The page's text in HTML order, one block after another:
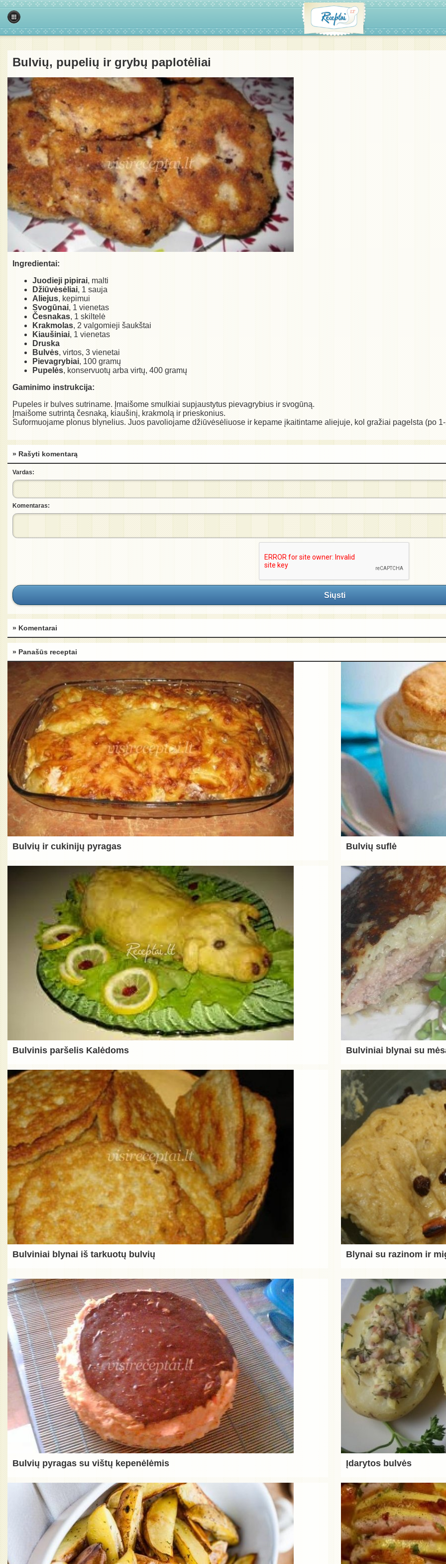
Bulvių, pupelių ir grybų paplotėliai
Ingredientai:
Juodieji pipirai, malti
Džiūvėsėliai, 1 sauja
Aliejus, kepimui
Svogūnai, 1 vienetas
Česnakas, 1 skiltelė
Krakmolas, 2 valgomieji šaukštai
Kiaušiniai, 1 vienetas
Druska
Bulvės, virtos, 3 vienetai
Pievagrybiai, 100 gramų
Pupelės, konservuotų arba virtų, 400 gramų
Gaminimo instrukcija:
Pupeles ir bulves sutriname. Įmaišome smulkiai supjaustytus pievagrybius ir svogūną.
Įmaišome sutrintą česnaką, kiaušinį, krakmolą ir prieskonius.
Suformuojame plonus blynelius. Juos pavoliojame džiūvėsėliuose ir kepame įkaitintame aliejuje, kol gražiai pagelsta (po
» Rašyti komentarą
Vardas:
Komentaras:
Siųsti
» Komentarai
» Panašūs receptai
Bulvių ir cukinijų pyragas Bulvių suflė
Bulvinis paršelis Kalėdoms Bulviniai blynai su
Bulviniai blynai iš tarkuotų bulvių Blynai su razinom ir
Bulvių pyragas su vištų kepenėlėmis Įdarytos bulvės